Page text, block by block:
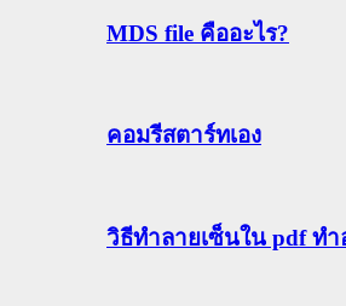
MDS file คืออะไร?
คอมรีสตาร์ทเอง
วิธีทําลายเซ็นใน pdf ทำ